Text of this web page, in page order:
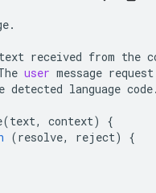
.
text received from the
user message request
detected language code
(text, context)
{
(resolve, reject)
{